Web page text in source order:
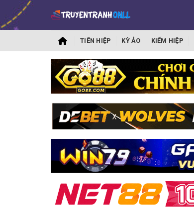
TIÊN HIỆP KỲ ẢO KIẾM HIỆP